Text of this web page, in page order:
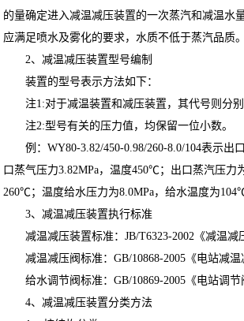
的量确定进入减温减压装置的一次蒸汽和减温水
应满足喷水及雾化的要求，水质不低于蒸汽品质。
2、减温减压装置型号编制
装置的型号表示方法如下：
注1:对于减温装置和减压装置，其代号则分别
注2:型号有关的压力值，均保留一位小数。
例：WY80-3.82/450-0.98/260-8.0/104表示出
口蒸气压力3.82MPa，温度450℃；出口蒸汽压力
260℃；温度给水压力为8.0MPa，给水温度为
3、减温减压装置执行标准
减温减压装置标准：JB/T6323-2002《减温减
减温减压阀标准：GB/10868-2005《电站减温
给水调节阀标准：GB/10869-2005《电站调节
4、减温减压装置分类方法